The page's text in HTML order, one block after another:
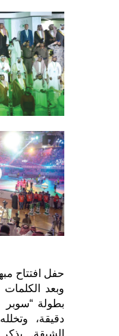
حفل افتتاح
وبعد الكلمات
دقيقة،
الشيقة.